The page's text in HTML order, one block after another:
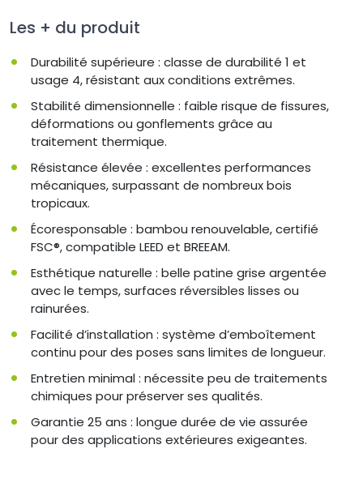
Les + du produit
Durabilité supérieure : classe de durabilité 1 et
usage 4, résistant aux conditions extrêmes.
Stabilité dimensionnelle : faible risque de fissures,
déformations ou gonflements grâce au
traitement thermique.
Résistance élevée : excellentes performances
mécaniques, surpassant de nombreux bois
tropicaux.
Écoresponsable : bambou renouvelable, certifié
FSC®, compatible LEED et BREEAM.
Esthétique naturelle : belle patine grise argentée
avec le temps, surfaces réversibles lisses ou
rainurées.
Facilité d’installation : système d’emboîtement
continu pour des poses sans limites de longueur.
Entretien minimal : nécessite peu de traitements
chimiques pour préserver ses qualités.
Garantie 25 ans : longue durée de vie assurée
pour des applications extérieures exigeantes.